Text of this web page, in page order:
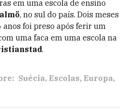
em uma escola de ensino
, no sul do país. Dois meses
anos foi preso após ferir um
uma faca em uma escola na
.
Suécia Escolas Europa